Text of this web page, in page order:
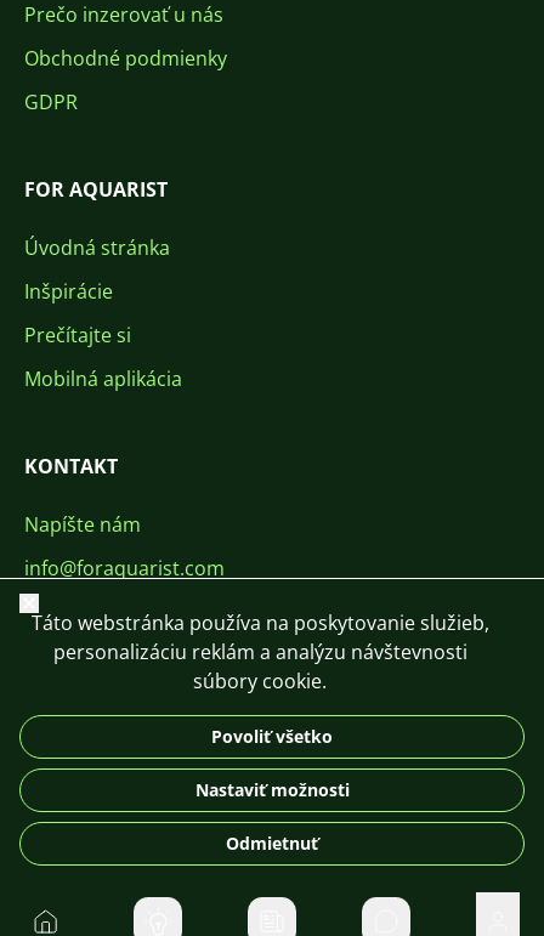
Prečo inzerovať u nás
Obchodné podmienky
GDPR
FOR AQUARIST
Úvodná stránka
Inšpirácie
Prečítajte si
Mobilná aplikácia
KONTAKT
Napíšte nám
info@foraquarist.com
+420 603 449 602
DE
© 2026 For Aquarist
Zavrieť
Táto webstránka používa na poskytovanie služieb,
personalizáciu reklám a analýzu návštevnosti
súbory cookie.
Povoliť všetko
Nastaviť možnosti
Odmietnuť